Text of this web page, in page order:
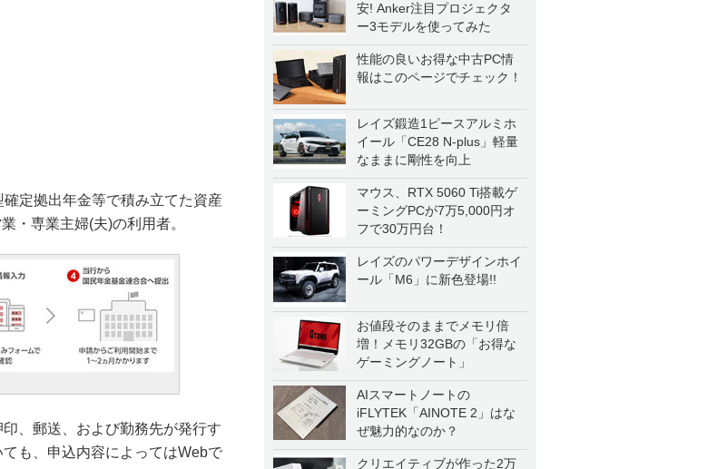
安! Anker注目プロジェクタ
ー3モデルを使ってみた
性能の良いお得な中古PC情
報はこのページでチェック！
レイズ鍛造1ピースアルミホ
イール「CE28 N-plus」軽量
なままに剛性を向上
マウス、RTX 5060 Ti搭載ゲ
ーミングPCが7万5,000円オ
フで30万円台！
レイズのパワーデザインホイ
ール「M6」に新色登場!!
お値段そのままでメモリ倍
増！メモリ32GBの「お得な
ゲーミングノート」
AIスマートノートの
iFLYTEK「AINOTE 2」はな
ぜ魅力的なのか？
クリエイティブが作った2万
定拠出年金等で積み立てた資産
・専業主婦(夫)の利用者。
、郵送、および勤務先が発行す
も、申込内容によってはWebで